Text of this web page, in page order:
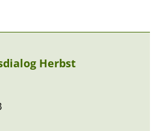
Herbst